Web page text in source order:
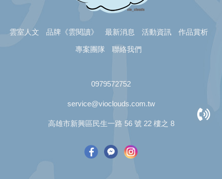
雲室人文 品牌《雲閱讀》 最新消息 活動資訊 作品賞析
專案團隊 聯絡我們
0979572752
service@vioclouds.com.tw
高雄市新興區民生一路 56 號 22 樓之 8